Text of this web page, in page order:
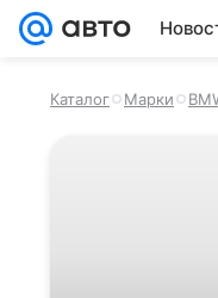
Каталог Марки